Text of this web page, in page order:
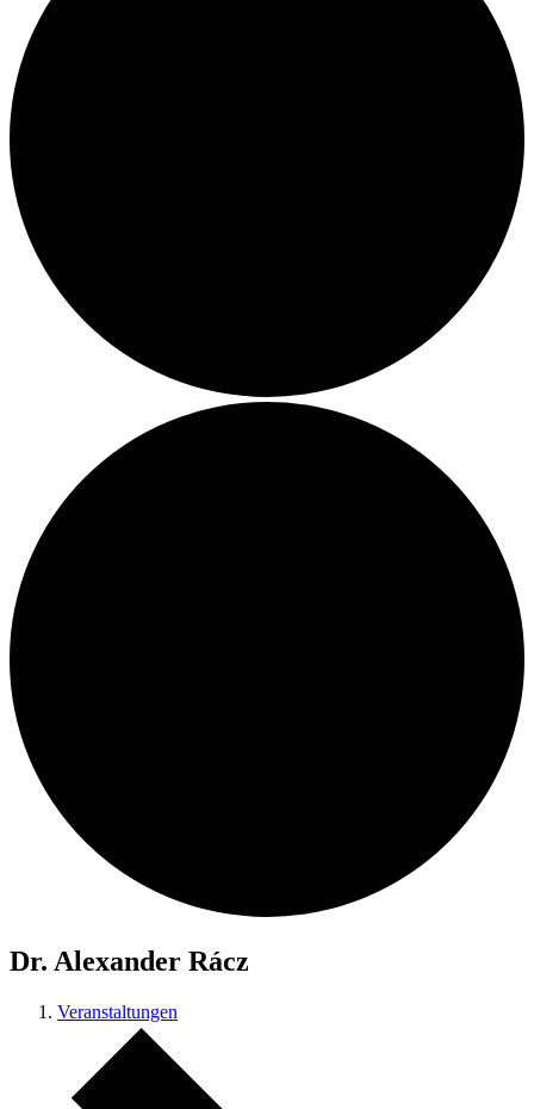
Dr. Alexander Rácz
Veranstaltungen